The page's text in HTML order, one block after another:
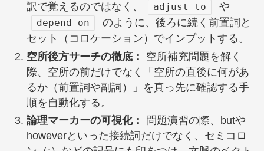
訳で覚えるのではなく、
adjust to や
depend on
のように、後ろに続く前置詞と
セット（コロケーション）でインプットする。
空所後方サーチの徹底：
空所補充問題を解く
際、空所の前だけでなく「空所の直後に何があ
るか（前置詞や副詞）」を真っ先に確認する手
順を自動化する。
論理マーカーの可視化：
問題演習の際、butや
howeverといった接続詞だけでなく、セミコロ